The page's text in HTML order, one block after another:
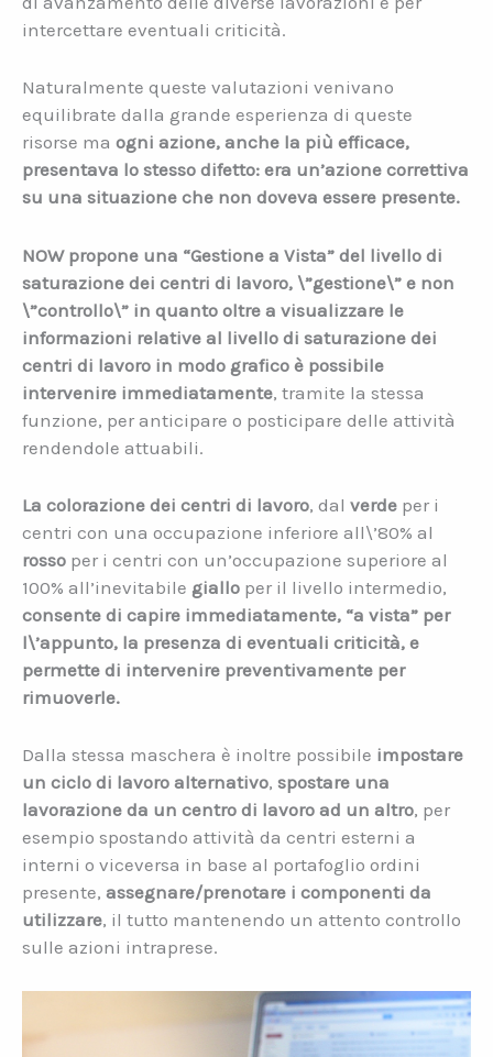
intercettare eventuali criticità.
Naturalmente queste valutazioni venivano
equilibrate dalla grande esperienza di queste
risorse ma ogni azione, anche la più efficace,
presentava lo stesso difetto: era un’azione correttiva
su una situazione che non doveva essere presente.
NOW propone una “Gestione a Vista” del livello di
saturazione dei centri di lavoro, \”gestione\” e non
\”controllo\” in quanto oltre a visualizzare le
informazioni relative al livello di saturazione dei
centri di lavoro in modo grafico è possibile
intervenire immediatamente, tramite la stessa
funzione, per anticipare o posticipare delle attività
rendendole attuabili.
La colorazione dei centri di lavoro, dal verde per i
centri con una occupazione inferiore all\’80% al
rosso per i centri con un’occupazione superiore al
100% all’inevitabile giallo per il livello intermedio,
consente di capire immediatamente, “a vista” per
l\’appunto, la presenza di eventuali criticità, e
permette di intervenire preventivamente per
rimuoverle.
Dalla stessa maschera è inoltre possibile impostare
un ciclo di lavoro alternativo, spostare una
lavorazione da un centro di lavoro ad un altro, per
esempio spostando attività da centri esterni a
interni o viceversa in base al portafoglio ordini
presente, assegnare/prenotare i componenti da
utilizzare, il tutto mantenendo un attento controllo
sulle azioni intraprese.